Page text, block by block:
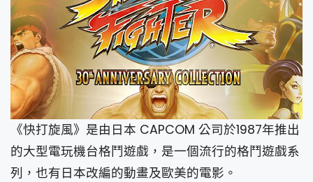
《快打旋風》是由日本 CAPCOM 公司於1987年推出
的大型電玩機台格鬥遊戲，是一個流行的格鬥遊戲系
列，也有日本改編的動畫及歐美的電影。